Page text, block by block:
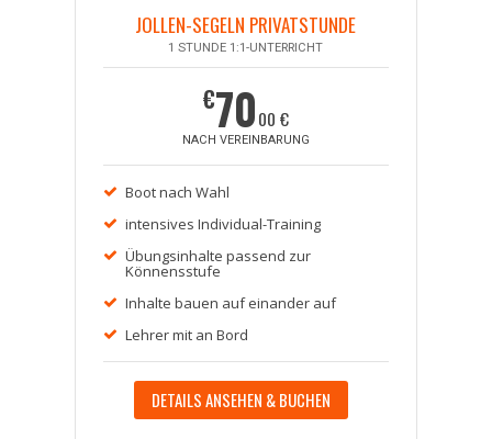
JOLLEN-SEGELN PRIVATSTUNDE
1 STUNDE 1:1-UNTERRICHT
€7000 €
NACH VEREINBARUNG
Boot nach Wahl
intensives Individual-Training
Übungsinhalte passend zur
Könnensstufe
Inhalte bauen auf einander auf
Lehrer mit an Bord
DETAILS ANSEHEN & BUCHEN